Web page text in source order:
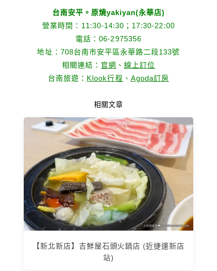
台南安平。原燒yakiyan(永華店)
營業時間：11:30-14:30；17:30-22:00
電話：06-2975356
地址：708台南市安平區永華路二段133號
相關連結： 官網 、線上訂位
台南旅遊： Klook行程 、 Agoda訂房
相關文章
【新北新店】吉鮮屋石頭火鍋店 (近捷運新店
站)